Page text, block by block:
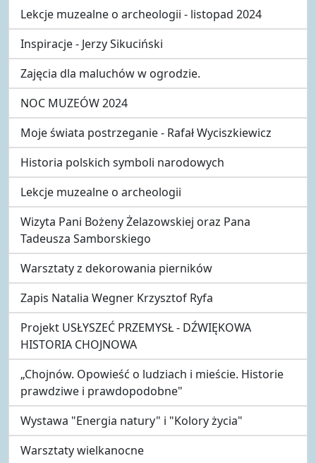
Lekcje muzealne o archeologii - listopad 2024
Inspiracje - Jerzy Sikuciński
Zajęcia dla maluchów w ogrodzie.
NOC MUZEÓW 2024
Moje świata postrzeganie - Rafał Wyciszkiewicz
Historia polskich symboli narodowych
Lekcje muzealne o archeologii
Wizyta Pani Bożeny Żelazowskiej oraz Pana
Tadeusza Samborskiego
Warsztaty z dekorowania pierników
Zapis Natalia Wegner Krzysztof Ryfa
Projekt USŁYSZEĆ PRZEMYSŁ - DŹWIĘKOWA
HISTORIA CHOJNOWA
„Chojnów. Opowieść o ludziach i mieście. Historie
prawdziwe i prawdopodobne"
Wystawa "Energia natury" i "Kolory życia"
Warsztaty wielkanocne